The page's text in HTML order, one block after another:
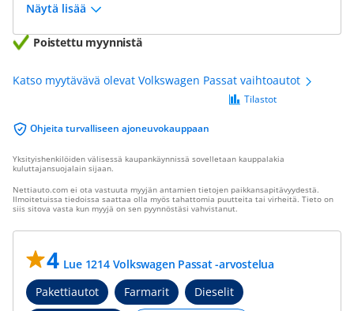
Näytä lisää
Poistettu myynnistä
Katso myytävävä olevat Volkswagen Passat vaihtoautot
Ohjeita turvalliseen ajoneuvokauppaan
Tilastot
Yksityishenkilöiden välisessä kaupankäynnissä sovelletaan kauppalakia
kuluttajansuojalain sijaan.
Nettiauto.com ei ota vastuuta myyjän antamien tietojen paikkansapitävyydestä.
Ilmoitetuissa tiedoissa saattaa olla myös tahattomia puutteita tai virheitä. Tieto on
siis sitova vasta kun myyjä on sen pyynnöstäsi vahvistanut.
4 Lue 1214 Volkswagen Passat -arvostelua
Pakettiautot
Farmarit
Dieselit